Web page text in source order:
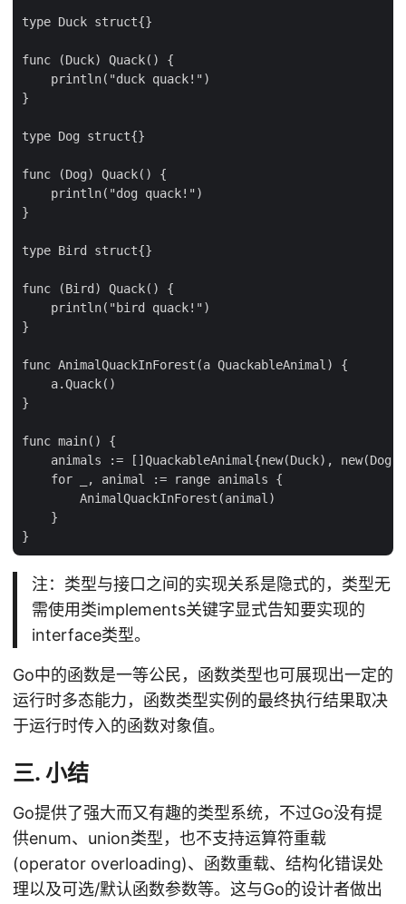
type Duck struct{}
func (Duck) Quack() {
    println("duck quack!")
}
type Dog struct{}
func (Dog) Quack() {
    println("dog quack!")
}
type Bird struct{}
func (Bird) Quack() {
    println("bird quack!")
}
func AnimalQuackInForest(a QuackableAnimal) {
    a.Quack()
}
func main() {
animals := []QuackableAnimal{new(Duck),
    for _, animal := range animals {
        AnimalQuackInForest(animal)
    }
注：类型与接口之间的实现关系是隐式的，类型无
需使用类implements关键字显式告知要实现的
interface类型。
Go中的函数是一等公民，函数类型也可展现出一定的
运行时多态能力，函数类型实例的最终执行结果取决
于运行时传入的函数对象值。
三. 小结
Go提供了强大而又有趣的类型系统，不过Go没有提
供enum、union类型，也不支持运算符重载
(operator overloading)、函数重载、结构化错误处
理以及可选/默认函数参数等。这与Go的设计者做出